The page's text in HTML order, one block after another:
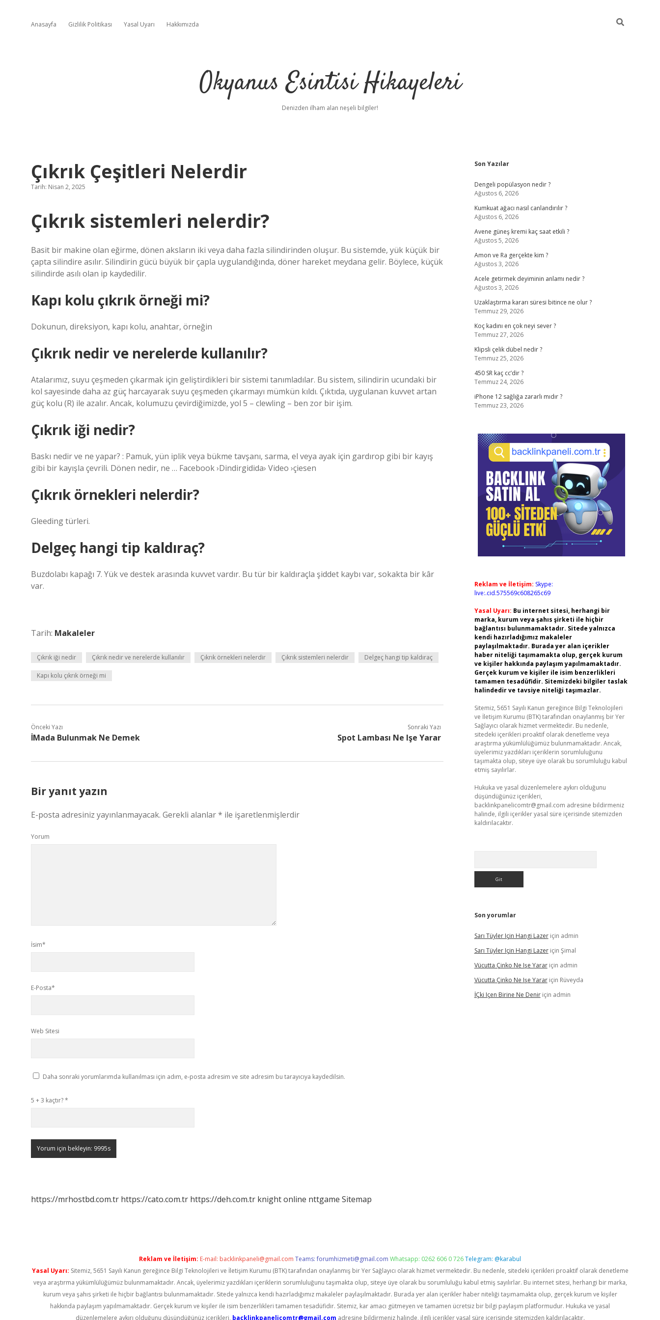
Anasayfa Gizlilik Politikası Yasal Uyarı Hakkımızda
Okyanus Esintisi Hikayeleri
Denizden ilham alan neşeli bilgiler!
Çıkrık Çeşitleri Nelerdir
Tarih: Nisan 2, 2025
Çıkrık sistemleri nelerdir?
Basit bir makine olan eğirme, dönen aksların iki veya daha fazla silindirinden oluşur. Bu sistemde, yük küçük bir
çapta silindire asılır. Silindirin gücü büyük bir çapla uygulandığında, döner hareket meydana gelir. Böylece, küçük
silindirde asılı olan ip kaydedilir.
Kapı kolu çıkrık örneği mi?
Dokunun, direksiyon, kapı kolu, anahtar, örneğin
Çıkrık nedir ve nerelerde kullanılır?
Atalarımız, suyu çeşmeden çıkarmak için geliştirdikleri bir sistemi tanımladılar. Bu sistem, silindirin ucundaki bir
kol sayesinde daha az güç harcayarak suyu çeşmeden çıkarmayı mümkün kıldı. Çıktıda, uygulanan kuvvet artan
güç kolu (R) ile azalır. Ancak, kolumuzu çevirdiğimizde, yol 5 – clewling – ben zor bir işim.
Çıkrık iği nedir?
Baskı nedir ve ne yapar? : Pamuk, yün iplik veya bükme tavşanı, sarma, el veya ayak için gardırop gibi bir kayış
gibi bir kayışla çevrili. Dönen nedir, ne … Facebook ›Dindirgidida› Video ›çiesen
Çıkrık örnekleri nelerdir?
Gleeding türleri.
Delgeç hangi tip kaldıraç?
Buzdolabı kapağı 7. Yük ve destek arasında kuvvet vardır. Bu tür bir kaldıraçla şiddet kaybı var, sokakta bir kâr
var.
Tarih: Makaleler
Çıkrık iği nedir Çıkrık nedir ve nerelerde kullanılır Çıkrık örnekleri nelerdir Çıkrık sistemleri nelerdir Delgeç hangi tip kaldıraç
Kapı kolu çıkrık örneği mi
Önceki Yazı
İMada Bulunmak Ne Demek
Sonraki Yazı
Spot Lambası Ne Işe Yarar
Bir yanıt yazın
E-posta adresiniz yayınlanmayacak. Gerekli alanlar* ile işaretlenmişlerdir
Yorum
İsim*
E-Posta*
Web Sitesi
Daha sonraki yorumlarımda kullanılması için adım, e-posta adresim ve site adresim bu tarayıcıya kaydedilsin.
5 + 3 kaçtır?*
https://mrhostbd.com.tr https://cato.com.tr https://deh.com.tr knight online nttgame Sitemap
Sidebar
Son Yazılar
Dengeli popülasyon nedir ?
Ağustos 6, 2026
Kumkuat ağacı nasıl canlandırılır ?
Ağustos 6, 2026
Avene güneş kremi kaç saat etkili ?
Ağustos 5, 2026
Amon ve Ra gerçekte kim ?
Ağustos 3, 2026
Acele getirmek deyiminin anlamı nedir ?
Ağustos 3, 2026
Uzaklaştırma kararı süresi bitince ne olur ?
Temmuz 29, 2026
Koç kadını en çok neyi sever ?
Temmuz 27, 2026
Klipsli çelik dübel nedir ?
Temmuz 25, 2026
450 SR kaç cc’dir ?
Temmuz 24, 2026
iPhone 12 sağlığa zararlı mıdır ?
Temmuz 23, 2026
Reklam ve İletişim: Skype:
live:.cid.575569c608265c69
Yasal Uyarı: Bu internet sitesi, herhangi bir
marka, kurum veya şahıs şirketi ile hiçbir
bağlantısı bulunmamaktadır. Sitede yalnızca
kendi hazırladığımız makaleler
paylaşılmaktadır. Burada yer alan içerikler
haber niteliği taşımamakta olup, gerçek kurum
ve kişiler hakkında paylaşım yapılmamaktadır.
Gerçek kurum ve kişiler ile isim benzerlikleri
tamamen tesadüfidir. Sitemizdeki bilgiler taslak
halindedir ve tavsiye niteliği taşımazlar.
Sitemiz, 5651 Sayılı Kanun gereğince Bilgi Teknolojileri
ve İletişim Kurumu (BTK) tarafından onaylanmış bir Yer
Sağlayıcı olarak hizmet vermektedir. Bu nedenle,
sitedeki içerikleri proaktif olarak denetleme veya
araştırma yükümlülüğümüz bulunmamaktadır. Ancak,
üyelerimiz yazdıkları içeriklerin sorumluluğunu
taşımakta olup, siteye üye olarak bu sorumluluğu kabul
etmiş sayılırlar.
Hukuka ve yasal düzenlemelere aykırı olduğunu
düşündüğünüz içerikleri,
backlinkpanelicomtr@gmail.com adresine bildirmeniz
halinde, ilgili içerikler yasal süre içerisinde sitemizden
kaldırılacaktır.
Son yorumlar
Sarı Tüyler Için Hangi Lazeriçin admin
Sarı Tüyler Için Hangi Lazeriçin Şimal
Vücutta Çinko Ne Işe Yarariçin admin
Vücutta Çinko Ne Işe Yarariçin Rüveyda
İÇki Içen Birine Ne Deniriçin admin
Reklam ve İletişim: E-mail: backlinkpaneli@gmail.com Teams:forumhizmeti@gmail.com Whatsapp: 0262 606 0 726Telegram: @karabul
Yasal Uyarı: Sitemiz, 5651 Sayılı Kanun gereğince Bilgi Teknolojileri ve İletişim Kurumu (BTK) tarafından onaylanmış bir Yer Sağlayıcı olarak hizmet vermektedir. Bu nedenle, sitedeki içerikleri proaktif olarak denetleme
veya araştırma yükümlülüğümüz bulunmamaktadır. Ancak, üyelerimiz yazdıkları içeriklerin sorumluluğunu taşımakta olup, siteye üye olarak bu sorumluluğu kabul etmiş sayılırlar. Bu internet sitesi, herhangi bir marka,
kurum veya şahıs şirketi ile hiçbir bağlantısı bulunmamaktadır. Sitede yalnızca kendi hazırladığımız makaleler paylaşılmaktadır. Burada yer alan içerikler haber niteliği taşımamakta olup, gerçek kurum ve kişiler
hakkında paylaşım yapılmamaktadır. Gerçek kurum ve kişiler ile isim benzerlikleri tamamen tesadüfidir. Sitemiz, kar amacı gütmeyen ve tamamen ücretsiz bir bilgi paylaşım platformudur. Hukuka ve yasal
düzenlemelere aykırı olduğunu düşündüğünüz içerikleri, backlinkpanelicomtr@gmail.com adresine bildirmeniz halinde, ilgili içerikler yasal süre içerisinde sitemizden kaldırılacaktır.